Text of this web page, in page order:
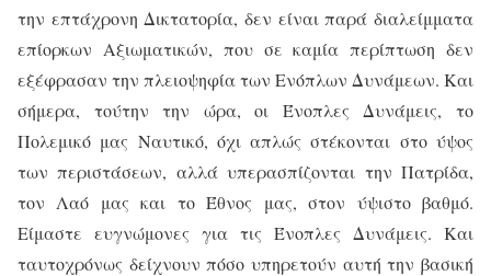
την επτάχρονη Δικτατορία, δεν είναι παρά διαλείμματα
επίορκων Αξιωματικών, που σε καμία περίπτωση δεν
εξέφρασαν την πλειοψηφία των Ενόπλων Δυνάμεων. Και
σήμερα, τούτην την ώρα, οι Ένοπλες Δυνάμεις, το
Πολεμικό μας Ναυτικό, όχι απλώς στέκονται στο ύψος
των περιστάσεων, αλλά υπερασπίζονται την Πατρίδα,
τον Λαό μας και το Έθνος μας, στον ύψιστο βαθμό.
Είμαστε ευγνώμονες για τις Ένοπλες Δυνάμεις. Και
ταυτοχρόνως δείχνουν πόσο υπηρετούν αυτή την βασική